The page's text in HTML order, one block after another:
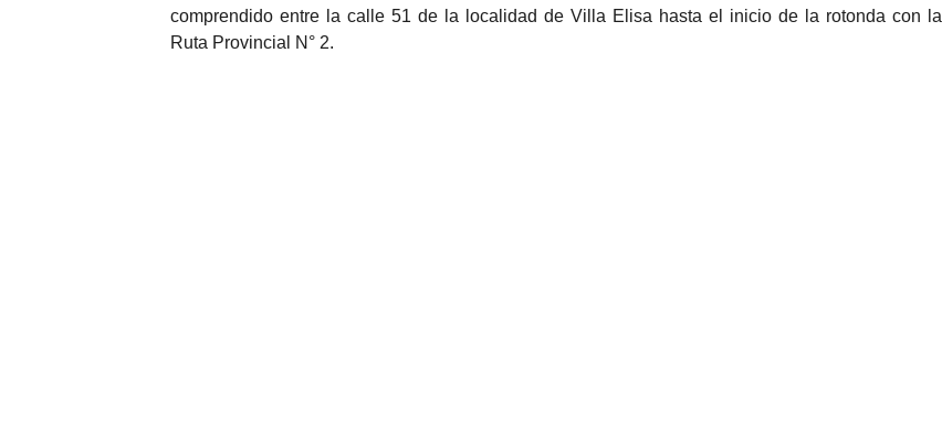
comprendido entre la calle 51 de la localidad de Villa Elisa hasta el inicio de la rotonda con la
Ruta Provincial N° 2.